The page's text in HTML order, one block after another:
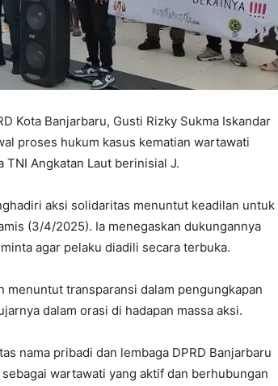
Kota Banjarbaru, Gusti Rizky Sukma Iskandar
proses hukum kasus kematian wartawati
Angkatan Laut berinisial J.
aksi solidaritas menuntut keadilan untuk
(3/4/2025). Ia menegaskan dukungannya
agar pelaku diadili secara terbuka.
menuntut transparansi dalam pengungkapan
dalam orasi di hadapan massa aksi.
nama pribadi dan lembaga DPRD Banjarbaru
wartawati yang aktif dan berhubungan